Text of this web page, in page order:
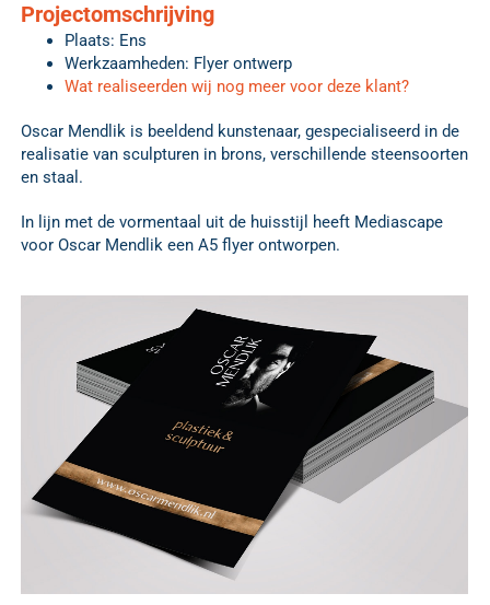
Projectomschrijving
Plaats: Ens
Werkzaamheden: Flyer ontwerp
Wat realiseerden wij nog meer voor deze klant?
Oscar Mendlik is beeldend kunstenaar, gespecialiseerd in de
realisatie van sculpturen in brons, verschillende steensoorten
en staal.
In lijn met de vormentaal uit de huisstijl heeft Mediascape
voor Oscar Mendlik een A5 flyer ontworpen.